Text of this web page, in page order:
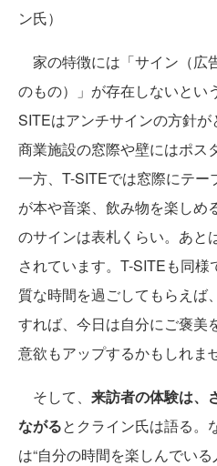
ン氏）
家の特徴には「サイン（広
のもの）」が存在しないとい
SITEはアンチサインの方針
商業施設の窓際や壁にはポス
一方、T-SITEでは窓際にテー
が本や音楽、飲み物を楽しめ
のサインは表札くらい。あと
されています。T-SITEも同
質な時間を過ごしてもらえば
すれば、今日は自分にご褒美
意欲もアップするかもしれま
そして、 来訪者の体験は、
ながるとクライン氏は語る。
は“自分の時間を楽しんでい